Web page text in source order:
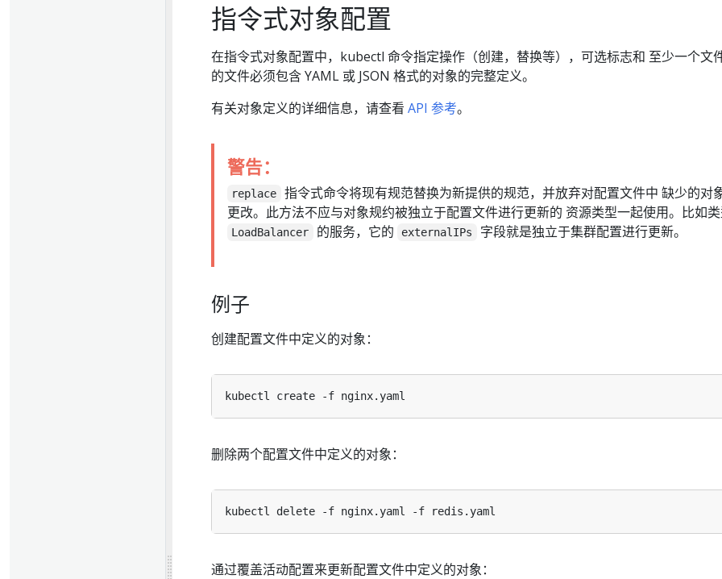
指令式对象配置
在指令式对象配置中，kubectl 命令指定操作（创建，替换等），可选标志和 至少一个文
的文件必须包含 YAML 或 JSON 格式的对象的完整定义。
有关对象定义的详细信息，请查看 API 参考。
警告：
replace
指令式命令将现有规范替换为新提供的规范，并放弃对配置文件中 缺少的对
更改。此方法不应与对象规约被独立于配置文件进行更新的 资源类型一起使用。比如
LoadBalancer 的服务，它的 externalIPs 字段就是独立于集群配置进行更新。
例子
创建配置文件中定义的对象：
删除两个配置文件中定义的对象：
通过覆盖活动配置来更新配置文件中定义的对象：